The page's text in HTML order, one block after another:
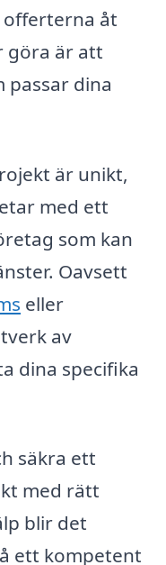
åt
göra är att
passar dina
är unikt,
med ett
som kan
Oavsett
eller
av
dina specifika
säkra ett
med rätt
blir det
ett kompetent